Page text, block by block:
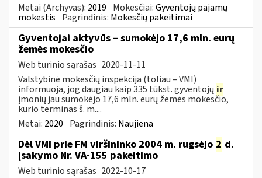
Metai (Archyvas): 2019 Mokesčiai:Gyventojų pajamų
mokestis Pagrindinis: Mokesčių pakeitimai
Gyventojai aktyvūs – sumokėjo 17,6 mln. eurų
žemės mokesčio
Web turinio sąrašas 2020-11-11
Valstybinė mokesčių inspekcija (toliau – VMI)
informuoja, jog daugiau kaip 335 tūkst. gyventojų ir
įmonių jau sumokėjo 17,6 mln. eurų žemės mokesčio,
kurio terminas š. m....
Metai: 2020 Pagrindinis: Naujiena
Dėl VMI prie FM viršininko 2004 m. rugsėjo 2 d.
įsakymo Nr. VA-155 pakeitimo
Web turinio sąrašas 2022-10-17